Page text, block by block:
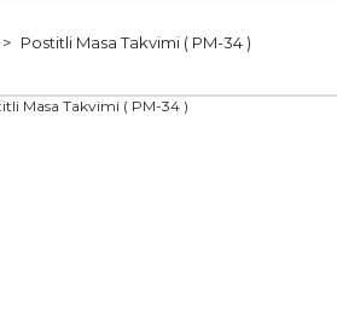
Postitli Masa Takvimi ( PM-34 )